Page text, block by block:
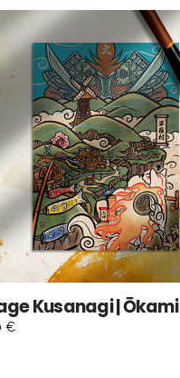
AJOUTER AU PANIER
Kusanagi | Ōkami
€